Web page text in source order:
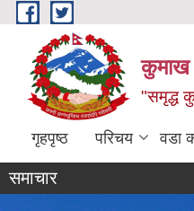
Skip to main content
कुमाख
"समृद्ध
गृहपृष्ठ परिचय वडा
समाचार